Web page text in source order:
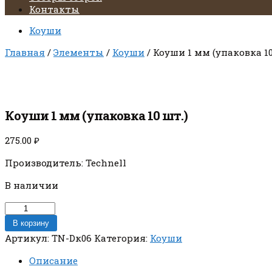
Контакты
Коуши
Главная / Элементы / Коуши / Коуши 1 мм (упаковка
Коуши 1 мм (упаковка 10 шт.)
275.00 ₽
Производитель: Technell
В наличии
Количество
товара
Коуши
мм
В корзину
Артикул: TN-Dк06 Категория: Коуши
Описание